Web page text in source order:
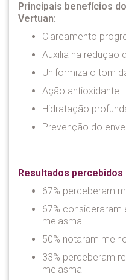
Principais benefícios
Vertuan:
Clareamento
Auxilia na redução
Uniformiza o tom
Ação antioxidante
Hidratação
Prevenção do
Resultados percebidos
67% perceberam
67%
melasma
50% notaram
33% perceberam
melasma